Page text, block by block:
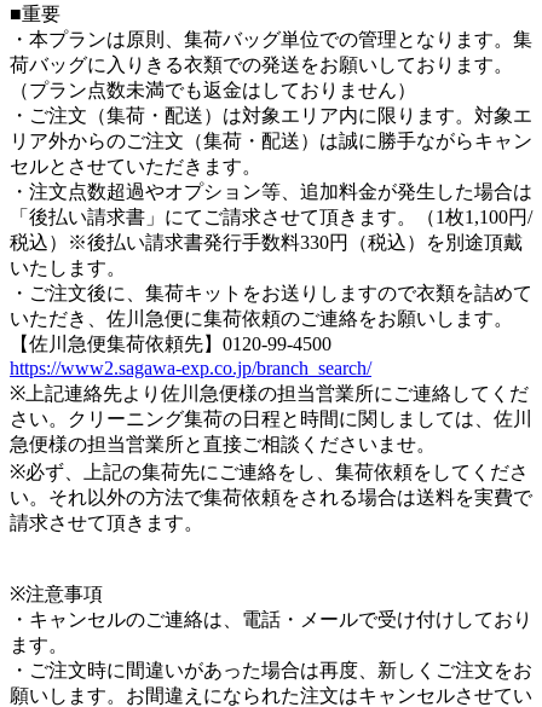
■重要
・本プランは原則、集荷バッグ単位での管理となります。集
荷バッグに入りきる衣類での発送をお願いしております。
（プラン点数未満でも返金はしておりません）
・ご注文（集荷・配送）は対象エリア内に限ります。対象エ
リア外からのご注文（集荷・配送）は誠に勝手ながらキャン
セルとさせていただきます。
・注文点数超過やオプション等、追加料金が発生した場合は
「後払い請求書」にてご請求させて頂きます。（1枚1,100円/
税込）※後払い請求書発行手数料330円（税込）を別途頂戴
いたします。
・ご注文後に、集荷キットをお送りしますので衣類を詰めて
いただき、佐川急便に集荷依頼のご連絡をお願いします。
【佐川急便集荷依頼先】0120-99-4500
https://www2.sagawa-exp.co.jp/branch_search/
※上記連絡先より佐川急便様の担当営業所にご連絡してくだ
さい。クリーニング集荷の日程と時間に関しましては、佐川
急便様の担当営業所と直接ご相談くださいませ。
※必ず、上記の集荷先にご連絡をし、集荷依頼をしてくださ
い。それ以外の方法で集荷依頼をされる場合は送料を実費で
請求させて頂きます。
※注意事項
・キャンセルのご連絡は、電話・メールで受け付けしており
ます。
・ご注文時に間違いがあった場合は再度、新しくご注文をお
願いします。お間違えになられた注文はキャンセルさせてい